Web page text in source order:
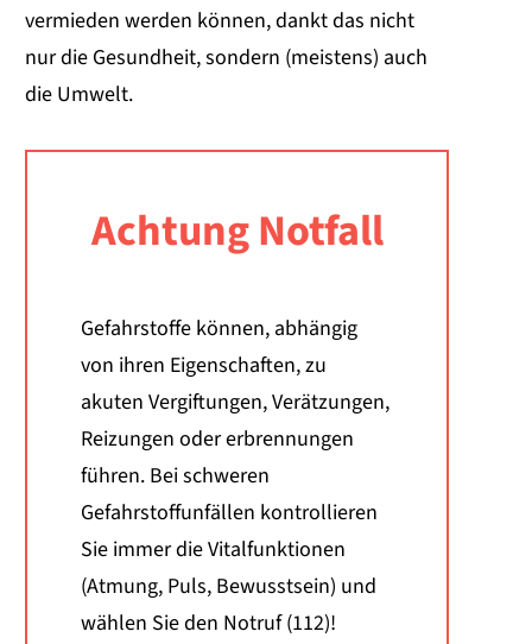
vermieden werden können, dankt das nicht
nur die Gesundheit, sondern (meistens) auch
die Umwelt.
Achtung Notfall
Gefahrstoffe können, abhängig
von ihren Eigenschaften, zu
akuten Vergiftungen, Verätzungen,
Reizungen oder erbrennungen
führen. Bei schweren
Gefahrstoffunfällen kontrollieren
Sie immer die Vitalfunktionen
(Atmung, Puls, Bewusstsein) und
wählen Sie den Notruf (112)!